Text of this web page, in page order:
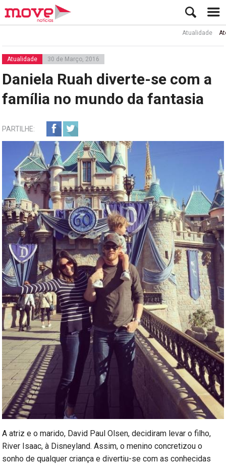
Atualidade Ator Rui
Atualidade 30 de Março, 2016
Daniela Ruah diverte-se com a
família no mundo da fantasia
PARTILHE:
A atriz e o marido, David Paul Olsen, decidiram levar o filho,
River Isaac, à Disneyland. Assim, o menino concretizou o
sonho de qualquer criança e divertiu-se com as conhecidas